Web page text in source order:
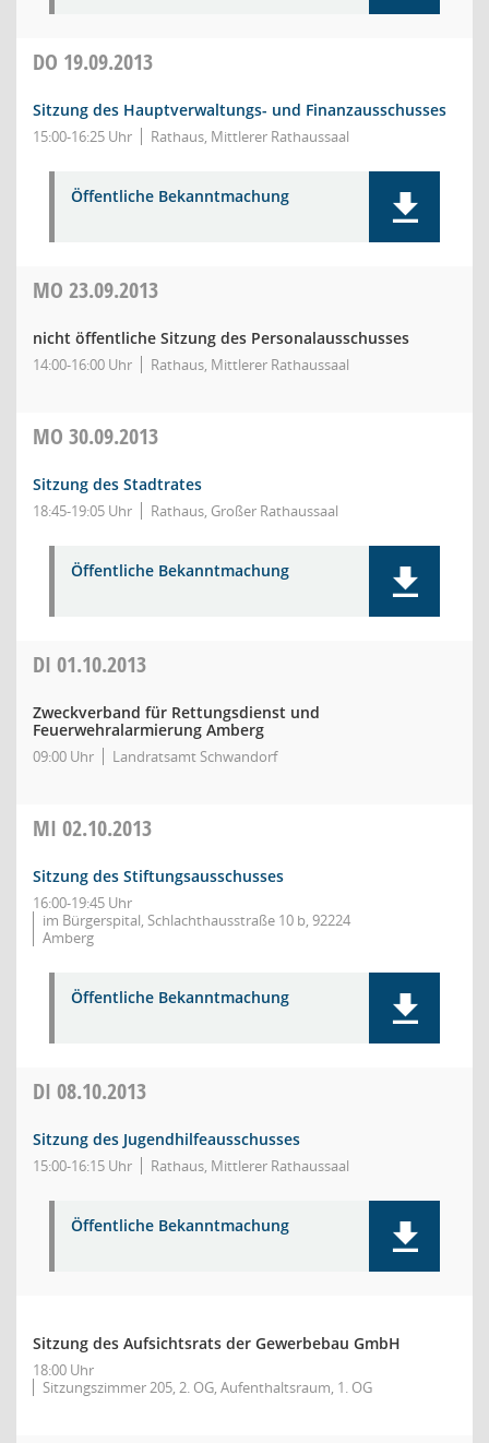
DO 19.09.2013
Sitzung des Hauptverwaltungs- und Finanzausschusses
15:00-16:25 Uhr Rathaus, Mittlerer Rathaussaal
Öffentliche Bekanntmachung
MO 23.09.2013
nicht öffentliche Sitzung des Personalausschusses
14:00-16:00 Uhr Rathaus, Mittlerer Rathaussaal
MO 30.09.2013
Sitzung des Stadtrates
18:45-19:05 Uhr Rathaus, Großer Rathaussaal
Öffentliche Bekanntmachung
DI 01.10.2013
Zweckverband für Rettungsdienst und
Feuerwehralarmierung Amberg
09:00 Uhr Landratsamt Schwandorf
MI 02.10.2013
Sitzung des Stiftungsausschusses
16:00-19:45 Uhr
im Bürgerspital, Schlachthausstraße 10 b, 92224
Amberg
Öffentliche Bekanntmachung
DI 08.10.2013
Sitzung des Jugendhilfeausschusses
15:00-16:15 Uhr Rathaus, Mittlerer Rathaussaal
Öffentliche Bekanntmachung
Sitzung des Aufsichtsrats der Gewerbebau GmbH
18:00 Uhr
Sitzungszimmer 205, 2. OG, Aufenthaltsraum, 1. OG